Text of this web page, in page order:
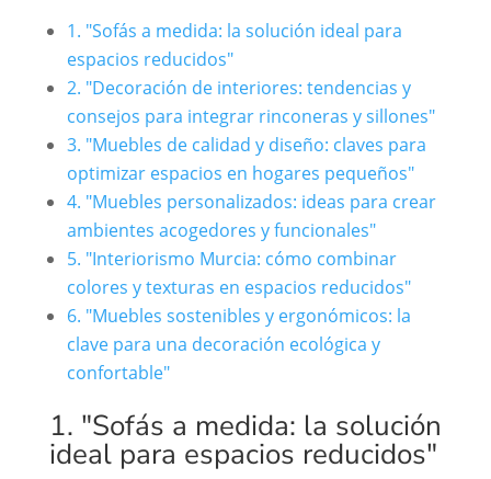
1. "Sofás a medida: la solución ideal para
espacios reducidos"
2. "Decoración de interiores: tendencias y
consejos para integrar rinconeras y sillones"
3. "Muebles de calidad y diseño: claves para
optimizar espacios en hogares pequeños"
4. "Muebles personalizados: ideas para crear
ambientes acogedores y funcionales"
5. "Interiorismo Murcia: cómo combinar
colores y texturas en espacios reducidos"
6. "Muebles sostenibles y ergonómicos: la
clave para una decoración ecológica y
confortable"
1. "Sofás a medida: la solución
ideal para espacios reducidos"